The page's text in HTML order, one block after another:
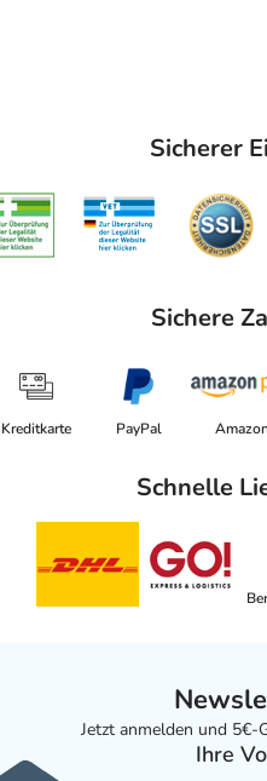
Sicherer
Sichere
Kreditkarte PayPal Amazon
Schnelle
Jetzt anmelden und 5€-
Ihre